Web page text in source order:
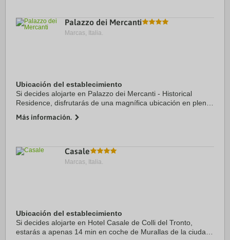
Palazzo dei Mercanti
Marcas, Italia.
Ubicación del establecimiento
Si decides alojarte en Palazzo dei Mercanti - Historical
Residence, disfrutarás de una magnífica ubicación en pleno
Pueblo y Iglesia de St. Francis. ...
Más información.
Casale
Marcas, Italia.
Ubicación del establecimiento
Si decides alojarte en Hotel Casale de Colli del Tronto,
estarás a apenas 14 min en coche de Murallas de la ciudad